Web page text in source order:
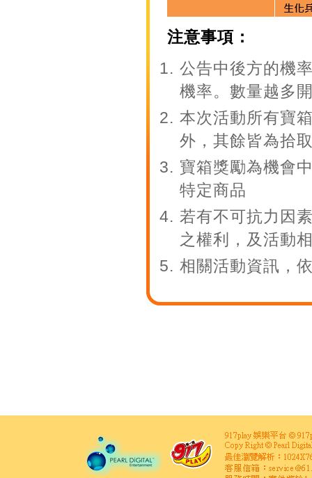
注意事項：
公告中後方的機
機率。數量越多
本次活動所有寶
外，其餘皆為拾
寶箱獎勵為機會
特定商品
若有不可抗力因
之權利，及活動
相關活動資訊，